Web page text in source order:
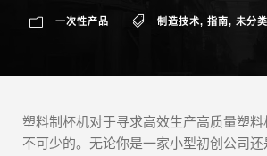
一次性产品 制造技术, 指南, 未分类
塑料制杯机对于寻求高效生产高质量塑
不可少的。无论你是一家小型初创公司